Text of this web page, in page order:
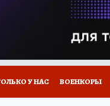
НОВОЕ
У НАС ВОЕНКОРЫ